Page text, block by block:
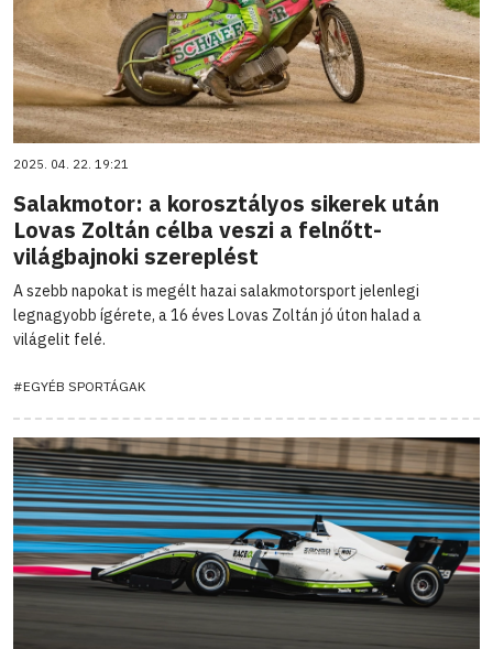
2025. 04. 22. 19:21
Salakmotor: a korosztályos sikerek után
Lovas Zoltán célba veszi a felnőtt-
világbajnoki szereplést
A szebb napokat is megélt hazai salakmotorsport jelenlegi
legnagyobb ígérete, a 16 éves Lovas Zoltán jó úton halad a
világelit felé.
#EGYÉB SPORTÁGAK